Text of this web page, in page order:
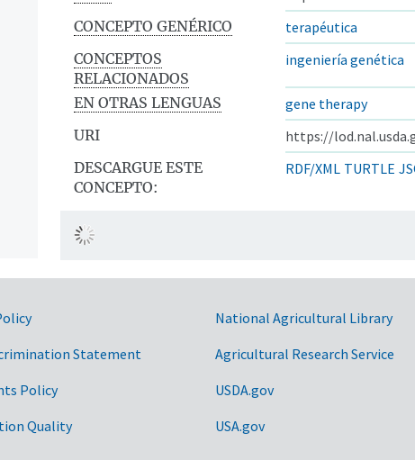
CONCEPTO GENÉRICO
terapéutica
CONCEPTOS
RELACIONADOS
ingeniería genética
EN OTRAS LENGUAS
gene therapy
URI
https://
DESCARGUE ESTE
CONCEPTO:
RDF/XML TURTLE
Statement
Policy
Quality
National Agricultural Library
Agricultural Research Service
USDA.gov
USA.gov